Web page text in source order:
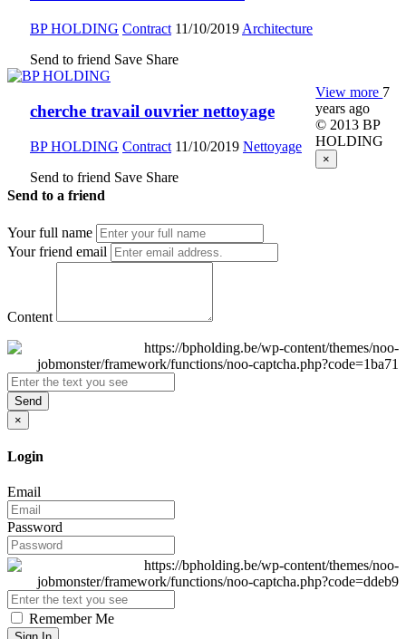
BP HOLDING Contract 11/10/2019 Architecture
Send to friend Save Share
cherche travail ouvrier nettoyage
BP HOLDING Contract 11/10/2019 Nettoyage
Send to friend Save Share
View more 7
years ago
© 2013 BP
HOLDING
×
Send to a friend
Your full name
Your friend email
Content
Send
×
Login
Email
Password
Remember Me